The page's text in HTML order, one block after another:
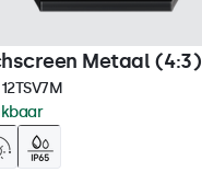
Metaal (4:3)
12TSV7M